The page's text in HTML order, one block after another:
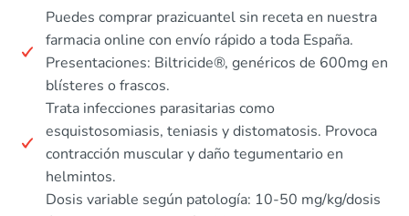
Puedes comprar prazicuantel sin receta en nuestra
farmacia online con envío rápido a toda España.
Presentaciones: Biltricide®, genéricos de 600mg en
blísteres o frascos.
Trata infecciones parasitarias como
esquistosomiasis, teniasis y distomatosis. Provoca
contracción muscular y daño tegumentario en
helmintos.
Dosis variable según patología: 10-50 mg/kg/dosis